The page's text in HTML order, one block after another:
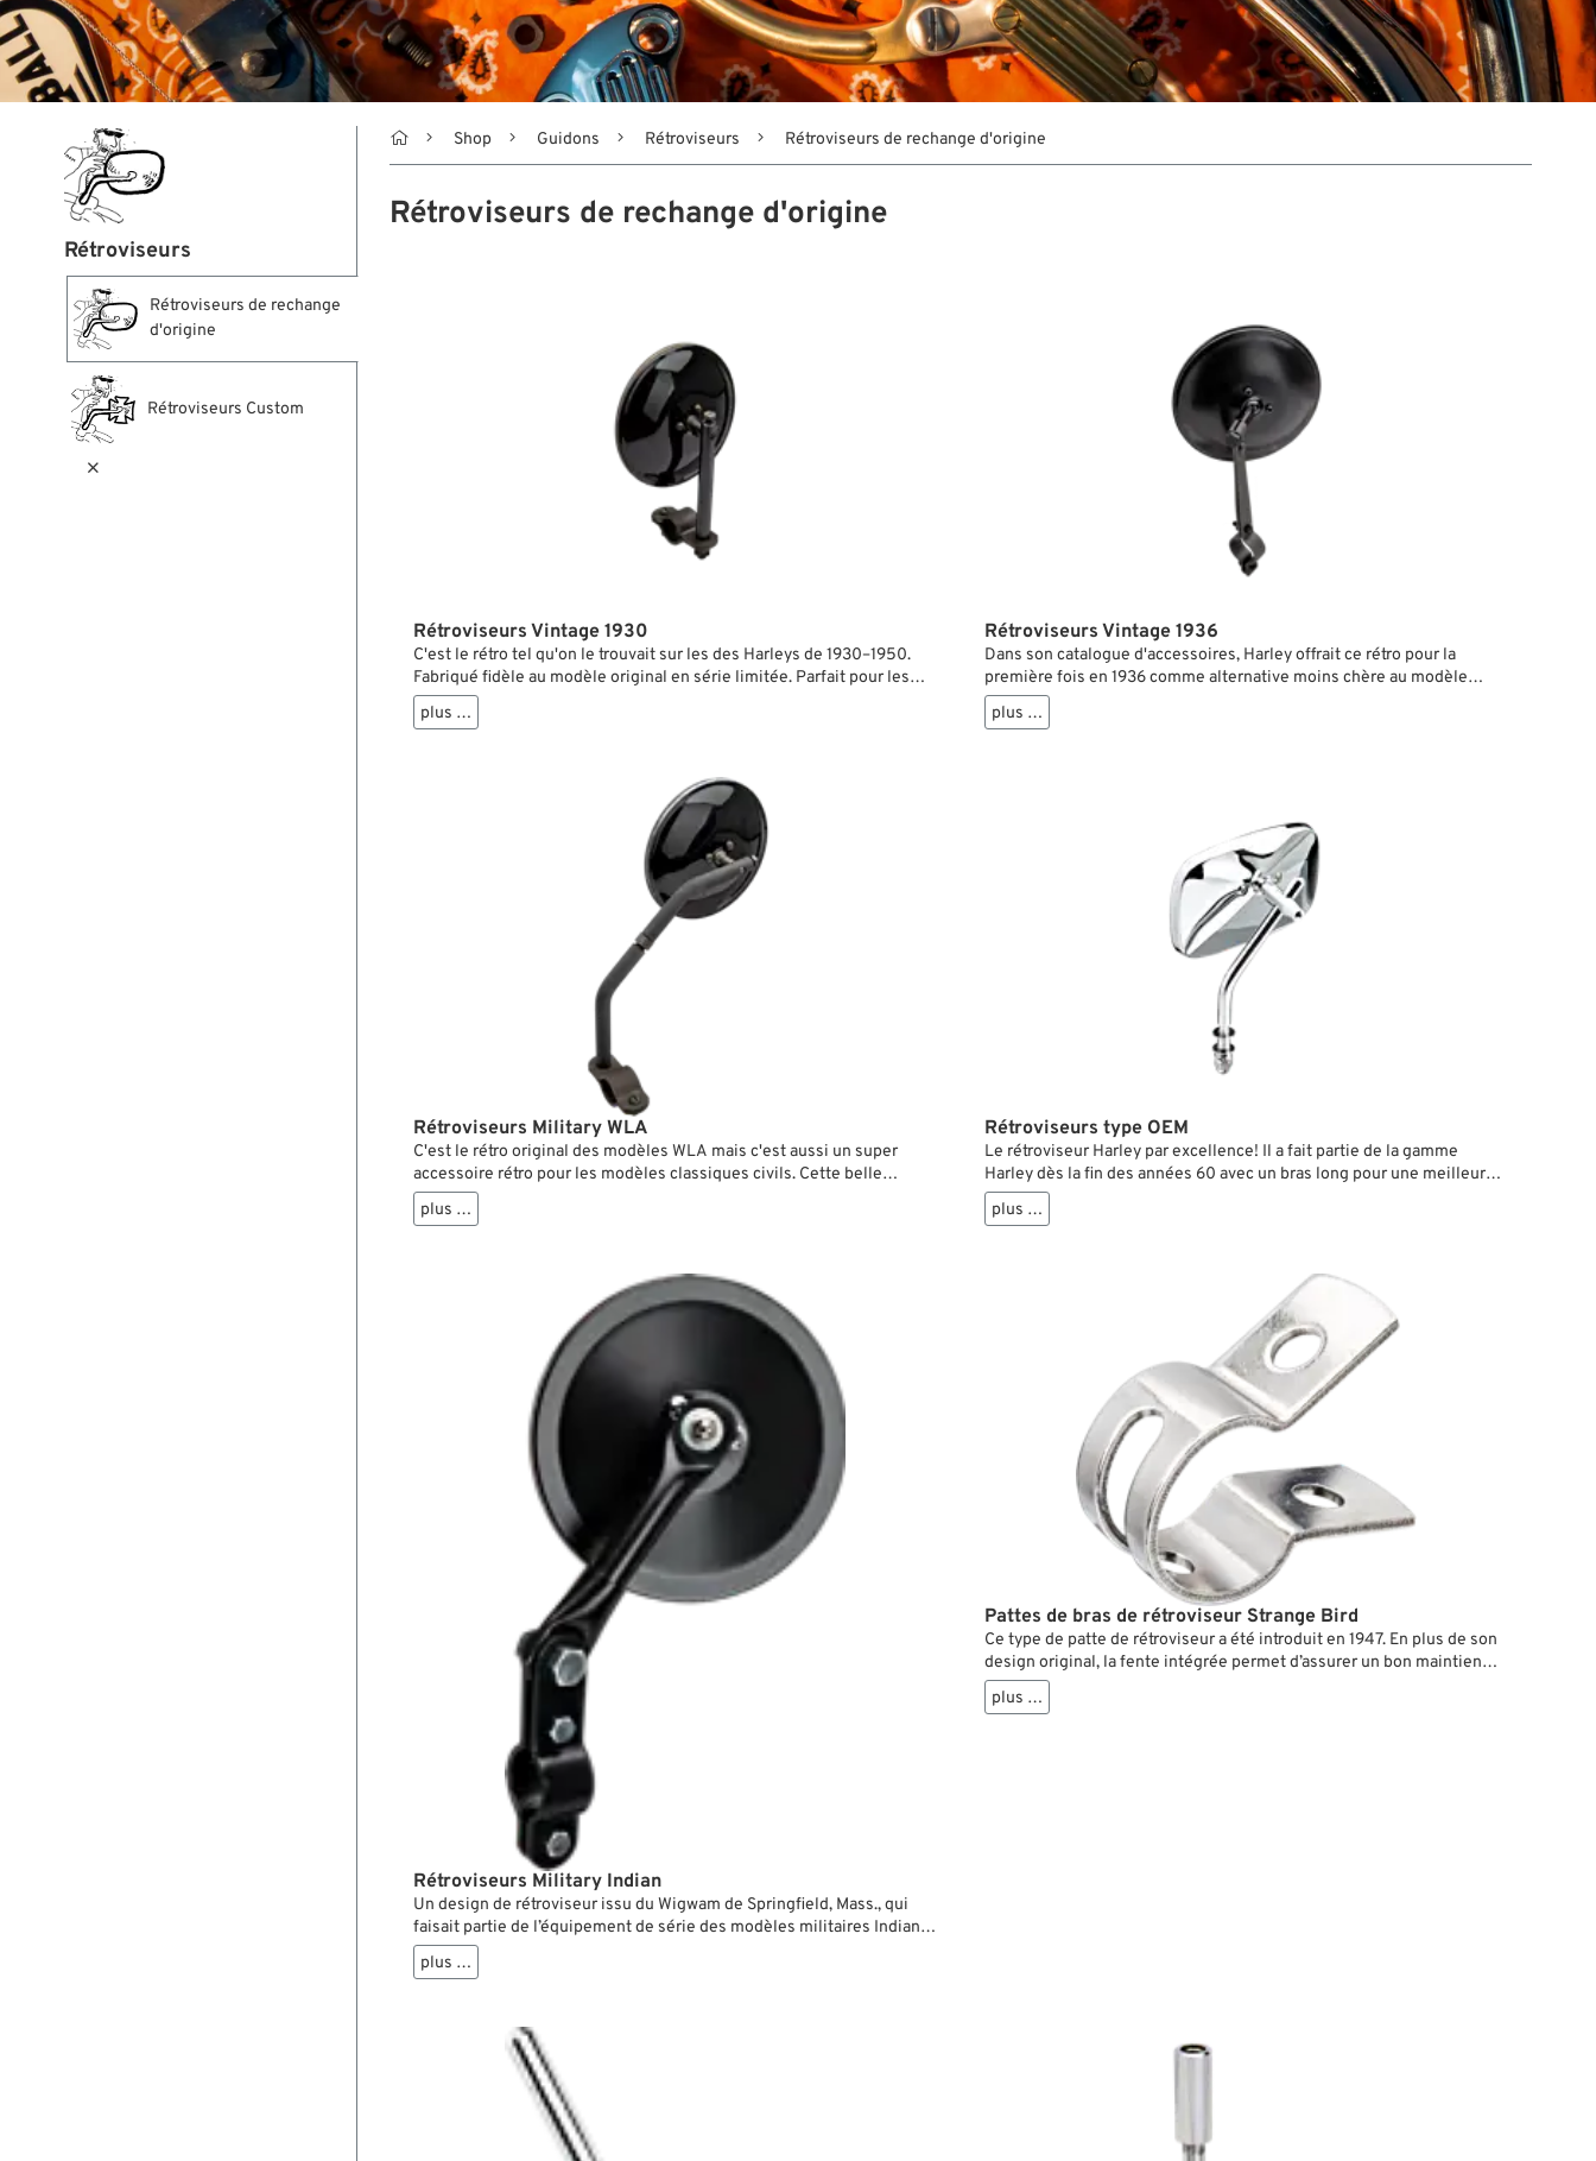
Rétroviseurs
Rétroviseurs de rechange
d'origine
Rétroviseurs Custom

 Shop Guidons Rétroviseurs Rétroviseurs de rechange d'origine
Rétroviseurs de rechange d'origine
Rétroviseurs Vintage 1930
C'est le rétro tel qu'on le trouvait sur les des Harleys de 1930–1950.
Fabriqué fidèle au modèle original en série limitée. Parfait pour les
restaurations ou les applications custom.
plus …
Rétroviseurs Vintage 1936
Dans son catalogue d'accessoires, Harley offrait ce rétro pour la
première fois en 1936 comme alternative moins chère au modèle
DeLuxe (qui correspond à notre rétro style Harley 1930). La différence
majeure entre ces deux modèles est la tige: le rétro 'early style' a
plus …
Rétroviseurs Military WLA
C'est le rétro original des modèles WLA mais c'est aussi un super
accessoire rétro pour les modèles classiques civils. Cette belle
reproduction a le bras en deux pièces pour permettre plusieurs
positions de montage et par là la libre vue en arrière sans avoir le
plus …
Rétroviseurs type OEM
Le rétroviseur Harley par excellence! Il a fait partie de la gamme
Harley dès la fin des années 60 avec un bras long pour une meilleure
vue en cas de guidon étroit et au début des années 70 avec un bras
court pour un guidon plus large. Utilisable à gauche comme à droite
plus …
Rétroviseurs Military Indian
Un design de rétroviseur issu du Wigwam de Springfield, Mass., qui
faisait partie de l’équipement de série des modèles militaires Indian
de la Seconde Guerre mondiale. Mais il fait de l’effet sur toutes les
motos. Avec une patte pour guidons de 7/8” et 1”.
plus …
Pattes de bras de rétroviseur Strange Bird
Ce type de patte de rétroviseur a été introduit en 1947. En plus de son
design original, la fente intégrée permet d’assurer un bon maintien
même sur des parties légèrement cintrées du guidon. Se monte sur
tous les guidons d’un pouce de diamètre.
plus …